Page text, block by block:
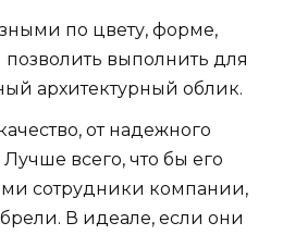
по цвету, форме,
позволить выполнить для
архитектурный облик.
от надежного
всего, что бы его
сотрудники компании,
В идеале, если они